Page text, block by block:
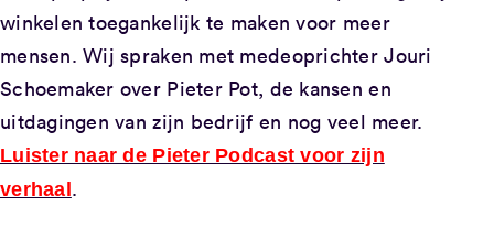
winkelen toegankelijk te maken voor meer
mensen. Wij spraken met medeoprichter Jouri
Schoemaker over Pieter Pot, de kansen en
uitdagingen van zijn bedrijf en nog veel meer.
Luister naar de Pieter Podcast voor zijn
verhaal.